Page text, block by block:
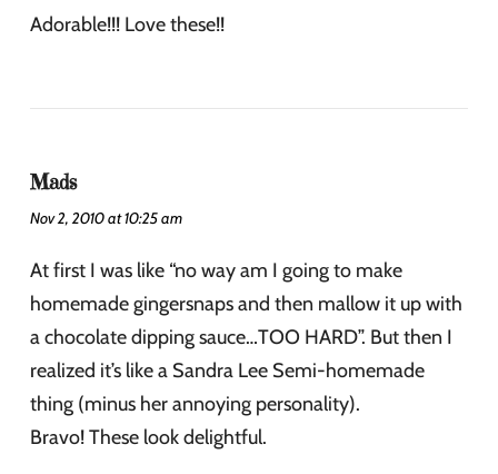
Adorable!!! Love these!!
Mads
Nov 2, 2010 at 10:25 am
At first I was like “no way am I going to make
homemade gingersnaps and then mallow it up with
a chocolate dipping sauce…TOO HARD”. But then I
realized it’s like a Sandra Lee Semi-homemade
thing (minus her annoying personality).
Bravo! These look delightful.